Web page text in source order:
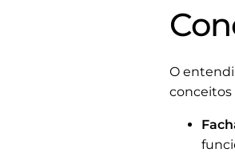
O
conceitos